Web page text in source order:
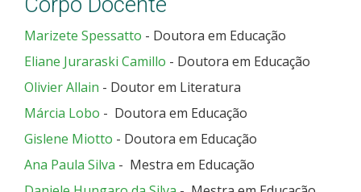
Marizete Spessatto - Doutora em Educação
Eliane Juraraski Camillo - Doutora em Educação
Olivier Allain - Doutor em Literatura
Márcia Lobo - Doutora em Educação
Gislene Miotto - Doutora em Educação
Ana Paula Silva - Mestra em Educação